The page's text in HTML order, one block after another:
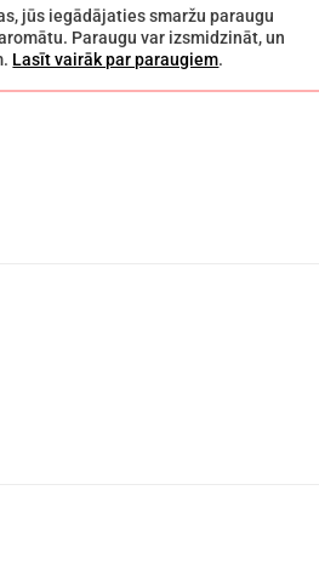
jūs iegādājaties smaržu paraugu
Paraugu var izsmidzināt, un
Lasīt vairāk par paraugiem.